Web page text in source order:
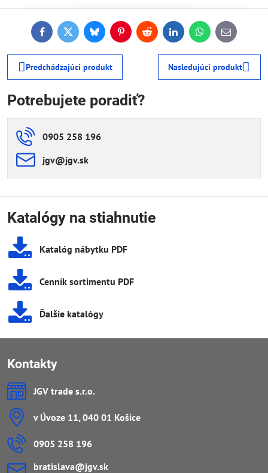
FacebookTwitterBlueskyPinterestReddit LinkedInWhatsApp
E-
mail
Predchádzajúci produkt Nasledujúci produkt
Potrebujete poradiť?
0905 258 196
jgv​@jgv​.sk
Katalógy na stiahnutie
Katalóg nábytku PDF
Cenník sortimentu PDF
Ďalšie katalógy
Kontakty
JGV trade s​.r​.o​.
v Úvoze 11, 040 01 Košice
0905 258 196
bratislava​@jgv​.sk